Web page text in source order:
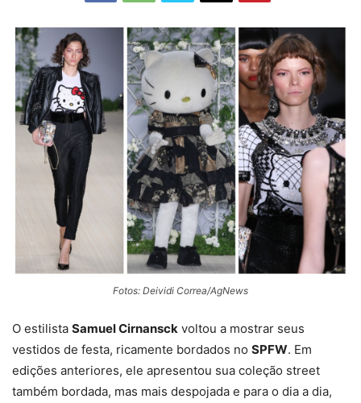
Fotos: Deividi Correa/AgNews
O estilista Samuel Cirnansck voltou a mostrar seus
vestidos de festa, ricamente bordados no SPFW. Em
edições anteriores, ele apresentou sua coleção street
também bordada, mas mais despojada e para o dia a dia,